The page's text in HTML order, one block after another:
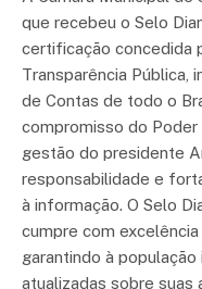
que recebeu o Selo
certificação concedida
Transparência Pública,
de Contas de todo o
compromisso do
gestão do presidente
responsabilidade e
à informação. O Selo
cumpre com
garantindo à
atualizadas sobre suas